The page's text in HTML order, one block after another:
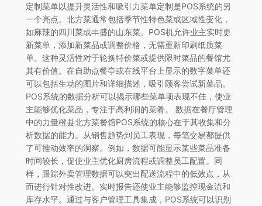
定制菜单以提升灵活性和吸引力菜单定制是POS系统的另
一个亮点。北方菜通常包括季节性特色菜或区域性变化，
如麻辣的四川菜或丰盛的山东菜。POS机允许业主实时更
新菜单，添加新菜品或调整价格，无需重新印刷纸质菜
单。这种灵活性对于轮换特价菜或提供限时菜品的餐馆尤
其有价值。在自助点餐亭或在线平台上显示的数字菜单还
可以包括生动的图片和详细描述，吸引顾客尝试新菜品。
POS系统的数据分析可以揭示哪些菜单项表现不佳，使业
主能够优化菜品，专注于高利润的菜肴。 数据在餐厅管理
中的力量橙县北方菜餐馆POS系统的核心在于其收集和分
析数据的能力。从销售趋势到员工表现，每笔交易都提供
了可推动效率的洞察。例如，数据可能显示某些菜品准备
时间较长，促使业主优化厨房流程或调整员工配置。同
样，跟踪外卖管理数据可以突出配送流程中的低效点，从
而进行针对性改进。实时报告还使业主能够监控现金流和
库存水平。通过与客户管理工具集成，POS系统可以识别